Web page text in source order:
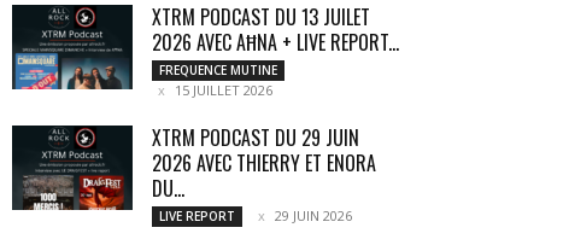
XTRM PODCAST DU 13 JUILET
2026 AVEC AĦNA + LIVE REPORT...
FREQUENCE MUTINE
15 JUILLET 2026
XTRM PODCAST DU 29 JUIN
2026 AVEC THIERRY ET ENORA
DU...
LIVE REPORT 29 JUIN 2026